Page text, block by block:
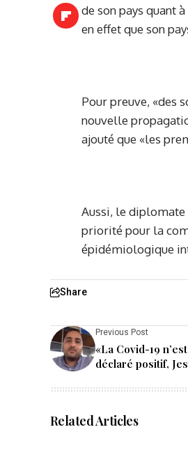
de son pays quant
en effet que son
Pour preuve, «des
nouvelle
ajouté que «les
Aussi, le diplomate
priorité pour la
épidémiologique
Share
Previous Post
«La Covid-19
déclaré positif,
Related Articles